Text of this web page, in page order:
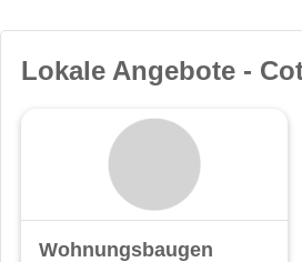
Lokale Angebote -